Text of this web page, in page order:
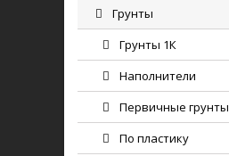
Грунты
Грунты 1К
Наполнители
Первичные грунты
По пластику